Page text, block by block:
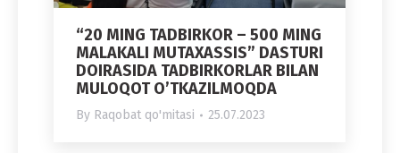
“20 MING TADBIRKOR – 500 MING
MALAKALI MUTAXASSIS” DASTURI
DOIRASIDA TADBIRKORLAR BILAN
MULOQOT OʼTKAZILMOQDA
By Raqobat qo'mitasi 25.07.2023